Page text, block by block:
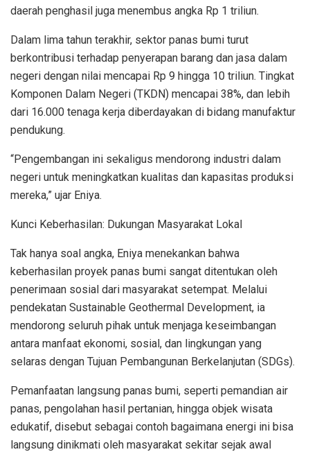
daerah penghasil juga menembus angka Rp 1 triliun.
Dalam lima tahun terakhir, sektor panas bumi turut
berkontribusi terhadap penyerapan barang dan jasa dalam
negeri dengan nilai mencapai Rp 9 hingga 10 triliun. Tingkat
Komponen Dalam Negeri (TKDN) mencapai 38%, dan lebih
dari 16.000 tenaga kerja diberdayakan di bidang manufaktur
pendukung.
“Pengembangan ini sekaligus mendorong industri dalam
negeri untuk meningkatkan kualitas dan kapasitas produksi
mereka,” ujar Eniya.
Kunci Keberhasilan: Dukungan Masyarakat Lokal
Tak hanya soal angka, Eniya menekankan bahwa
keberhasilan proyek panas bumi sangat ditentukan oleh
penerimaan sosial dari masyarakat setempat. Melalui
pendekatan Sustainable Geothermal Development, ia
mendorong seluruh pihak untuk menjaga keseimbangan
antara manfaat ekonomi, sosial, dan lingkungan yang
selaras dengan Tujuan Pembangunan Berkelanjutan (SDGs).
Pemanfaatan langsung panas bumi, seperti pemandian air
panas, pengolahan hasil pertanian, hingga objek wisata
edukatif, disebut sebagai contoh bagaimana energi ini bisa
langsung dinikmati oleh masyarakat sekitar sejak awal